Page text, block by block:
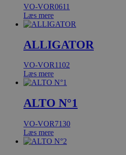
VO-VOR0611
Læs mere
ALLIGATOR
VO-VOR1102
Læs mere
ALTO N°1
VO-VOR7130
Læs mere